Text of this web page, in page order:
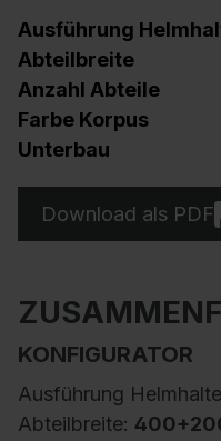
Ausführung
Abteilbreite
Anzahl Abteile
Farbe Korpus
Unterbau
Download als PDF
KONFIGURATOR
Ausführung
Abteilbreite: